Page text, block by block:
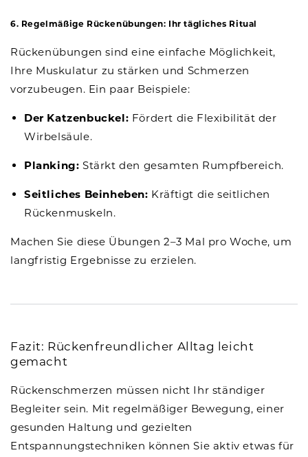
6. Regelmäßige Rückenübungen: Ihr tägliches Ritual
Rückenübungen sind eine einfache Möglichkeit,
Ihre Muskulatur zu stärken und Schmerzen
vorzubeugen. Ein paar Beispiele:
Der Katzenbuckel: Fördert die Flexibilität der
Wirbelsäule.
Planking: Stärkt den gesamten Rumpfbereich.
Seitliches Beinheben: Kräftigt die seitlichen
Rückenmuskeln.
Machen Sie diese Übungen 2–3 Mal pro Woche, um
langfristig Ergebnisse zu erzielen.
Fazit: Rückenfreundlicher Alltag leicht
gemacht
Rückenschmerzen müssen nicht Ihr ständiger
Begleiter sein. Mit regelmäßiger Bewegung, einer
gesunden Haltung und gezielten
Entspannungstechniken können Sie aktiv etwas für